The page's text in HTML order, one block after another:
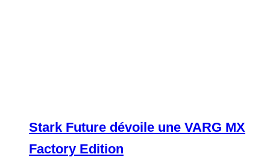
Stark Future dévoile une VARG MX
Factory Edition